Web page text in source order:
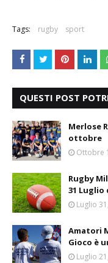
Tags: rugby sport
QUESTI POST
Merlose
ottobre
Ottobre
Rugby
31 Luglio
Luglio
Amatori
Gioco è
Luglio